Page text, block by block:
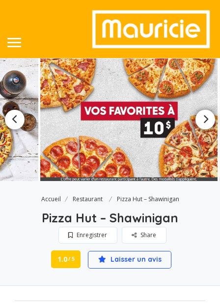
Accueil Restaurant Pizza Hut – Shawinigan
Pizza Hut – Shawinigan
Enregistrer Share
1.0/ 5 Laisser un avis